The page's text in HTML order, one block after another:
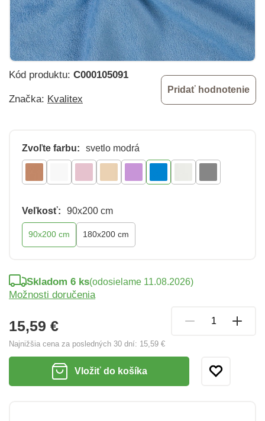
Kód produktu: C000105091
Značka: Kvalitex
Pridať hodnotenie
Zvoľte farbu: svetlo modrá
Veľkosť: 90x200 cm
90x200 cm 180x200 cm
15,59 €
Najnižšia cena za posledných 30 dní: 15,59 €
Skladom 6 ks(odosielame 11.08.2026)
Možnosti doručenia
Vložiť do košíka